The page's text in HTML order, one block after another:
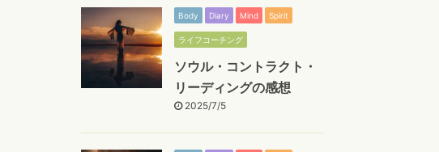
Body Diary Mind Spirit
ライフコーチング
ソウル・コントラクト・
リーディングの感想
2025/7/5